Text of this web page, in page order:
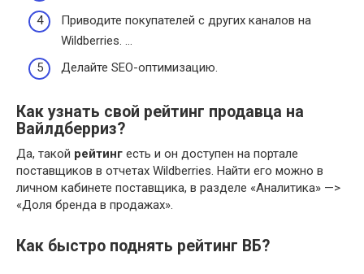
Приводите покупателей с других каналов на
Wildberries. …
Делайте SEO-оптимизацию.
Как узнать свой рейтинг продавца на
Вайлдберриз?
Да, такой рейтинг есть и он доступен на портале
поставщиков в отчетах Wildberries. Найти его можно в
личном кабинете поставщика, в разделе «Аналитика» —>
«Доля бренда в продажах».
Как быстро поднять рейтинг ВБ?